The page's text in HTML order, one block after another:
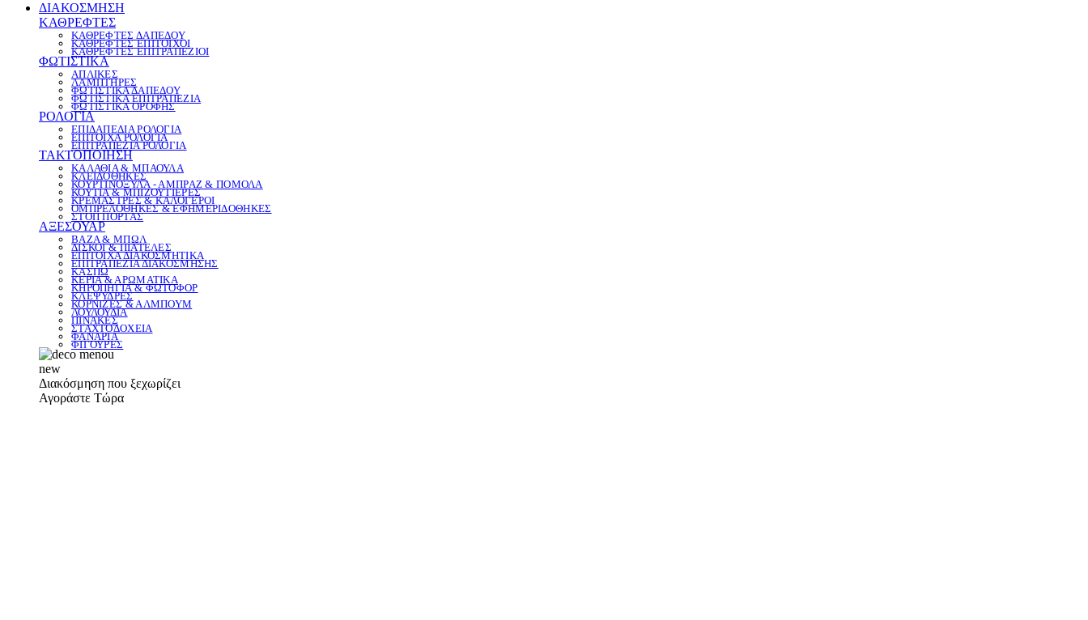
ΔΙΑΚΟΣΜΗΣΗ
ΚΑΘΡΕΦΤΕΣ
ΚΑΘΡΕΦΤΕΣ ΔΑΠΕΔΟΥ
ΚΑΘΡΕΦΤΕΣ ΕΠΙΤΟΙΧΟΙ
ΚΑΘΡΕΦΤΕΣ ΕΠΙΤΡΑΠΕΖΙΟΙ
ΦΩΤΙΣΤΙΚΑ
ΑΠΛΙΚΕΣ
ΛΑΜΠΤΗΡΕΣ
ΦΩΤΙΣΤΙΚΑ ΔΑΠΕΔΟΥ
ΦΩΤΙΣΤΙΚΑ ΕΠΙΤΡΑΠΕΖΙΑ
ΦΩΤΙΣΤΙΚΑ ΟΡΟΦΗΣ
ΡΟΛΟΓΙΑ
ΕΠΙΔΑΠΕΔΙΑ ΡΟΛΟΓΙΑ
ΕΠΙΤΟΙΧΑ ΡΟΛΟΓΙΑ
ΕΠΙΤΡΑΠΕΖΙΑ ΡΟΛΟΓΙΑ
ΤΑΚΤΟΠΟΙΗΣΗ
ΚΑΛΑΘΙΑ & ΜΠΑΟΥΛΑ
ΚΛΕΙΔΟΘΗΚΕΣ
ΚΟΥΡΤΙΝΟΞΥΛΑ - ΑΜΠΡΑΖ & ΠΟΜΟΛΑ
ΚΟΥΤΙΑ & ΜΠΙΖΟΥΤΙΕΡΕΣ
ΚΡΕΜΑΣΤΡΕΣ & ΚΑΛΟΓΕΡΟΙ
ΟΜΠΡΕΛΟΘΗΚΕΣ & ΕΦΗΜΕΡΙΔΟΘΗΚΕΣ
ΣΤΟΠ ΠΟΡΤΑΣ
ΑΞΕΣΟΥΑΡ
ΒΑΖΑ & ΜΠΩΛ
ΔΙΣΚΟΙ & ΠΙΑΤΕΛΕΣ
ΕΠΙΤΟΙΧΑ ΔΙΑΚΟΣΜΗΤΙΚΑ
ΕΠΙΤΡΑΠΕΖΙΑ ΔΙΑΚΟΣΜΗΣΗΣ
ΚΑΣΠΩ
ΚΕΡΙΑ & ΑΡΩΜΑΤΙΚΑ
ΚΗΡΟΠΗΓΙΑ & ΦΩΤΟΦΟΡ
ΚΛΕΨΥΔΡΕΣ
ΚΟΡΝΙΖΕΣ & ΑΛΜΠΟΥΜ
ΛΟΥΛΟΥΔΙΑ
ΠΙΝΑΚΕΣ
ΣΤΑΧΤΟΔΟΧΕΙΑ
ΦΑΝΑΡΙΑ
ΦΙΓΟΥΡΕΣ
new
Διακόσμηση που ξεχωρίζει
Αγοράστε Τώρα